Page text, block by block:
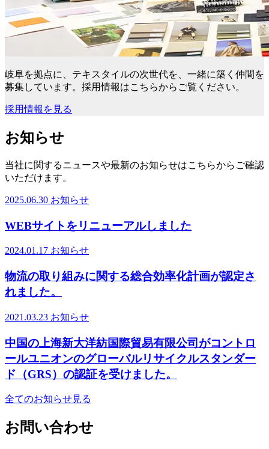
岐阜を拠点に、テキスタイルの次世代を、一緒に築く仲間を
募集しています。採用情報はこちらからご覧ください。
採用情報を見る
お知らせ
当社に関するニュースや最新のお知らせはこちらからご確認
いただけます。
2025.06.30 お知らせ
WEBサイトをリニューアルしました
2024.01.17 お知らせ
物流の取り組みに関する総合効率化計画が認定さ
れました。
2021.03.23 お知らせ
中国の上海新大洋紡国際貿易有限公司がコントロ
ールユニオンのグローバルリサイクルスタンダー
ド（GRS）の認証を受けました。
全てのお知らせ見る
お問い合わせ